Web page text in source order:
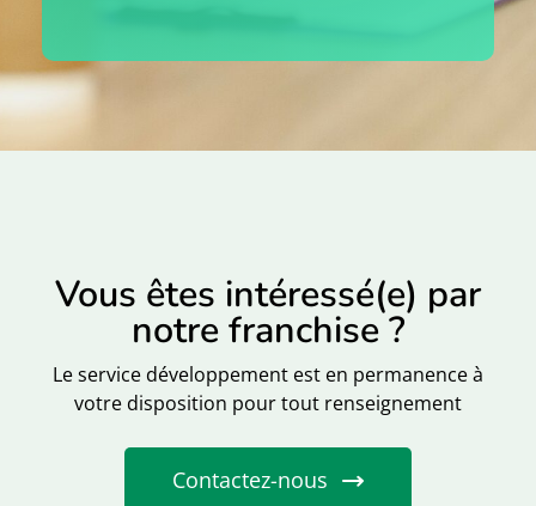
Vous êtes intéressé(e) par
notre franchise ?
Le service développement est en permanence à
votre disposition pour tout renseignement
Contactez-nous